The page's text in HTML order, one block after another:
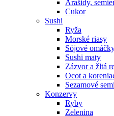
Arašidy,
Cukor
Sushi
Ryža
Morské riasy
Sójové
Sushi maty
Zázvor a žltá
Ocot a
Sezamové
Konzervy
Ryby
Zelenina